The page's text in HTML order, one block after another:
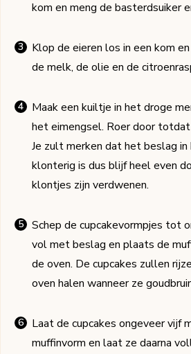
kom en meng de basterdsuiker
Klop de eieren los in een kom
de melk, de olie en de
Maak een kuiltje in het droge
het eimengsel. Roer door
Je zult merken dat het beslag
klonterig is dus blijf heel even
klontjes zijn verdwenen.
Schep de cupcakevormpjes tot
vol met beslag en plaats de
de oven. De cupcakes zullen
oven halen wanneer ze
Laat de cupcakes ongeveer vijf
muffinvorm en laat ze daarna